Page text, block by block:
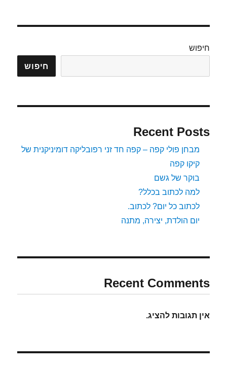
חיפוש
חיפוש
Recent Posts
מבחן פולי קפה – קפה חד זני רפובליקה דומיניקנית של
קיקו קפה
בוקר של גשם
למה לכתוב בכלל?
לכתוב כל יום? לכתוב.
יום הולדת, יצירה, מתנה
Recent Comments
אין תגובות להציג.